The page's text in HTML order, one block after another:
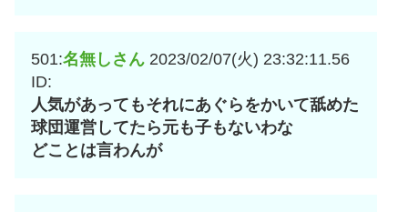
501:名無しさん 2023/02/07(火) 23:32:11.56
ID:
人気があってもそれにあぐらをかいて舐めた
球団運営してたら元も子もないわな
どことは言わんが